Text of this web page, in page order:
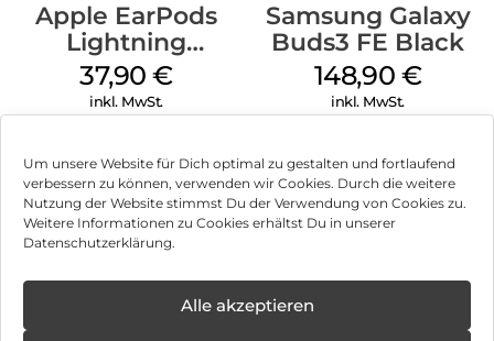
Um unsere Website für Dich optimal zu gestalten und fortlaufend
verbessern zu können, verwenden wir Cookies. Durch die weitere
Nutzung der Website stimmst Du der Verwendung von Cookies zu.
Weitere Informationen zu Cookies erhältst Du in unserer
Datenschutzerklärung.
Alle akzeptieren
Apple EarPods
Lightning
Anschluss Weiß
37,90€
inkl. MwSt.
Samsung Galaxy
Buds3 FE Black
148,90 €
inkl. MwSt.
Impressum